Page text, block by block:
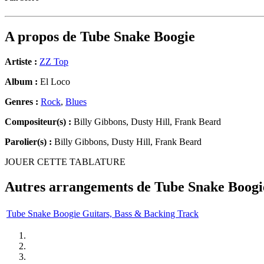
A propos de Tube Snake Boogie
Artiste : ZZ Top
Album : El Loco
Genres : Rock, Blues
Compositeur(s) : Billy Gibbons, Dusty Hill, Frank Beard
Parolier(s) : Billy Gibbons, Dusty Hill, Frank Beard
JOUER CETTE TABLATURE
Autres arrangements de Tube Snake
Tube Snake Boogie Guitars, Bass & Backing Track